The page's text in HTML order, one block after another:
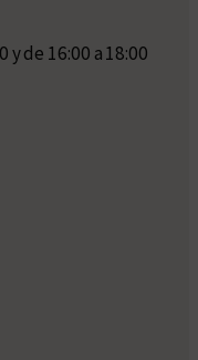
y de 16:00 a 18:00